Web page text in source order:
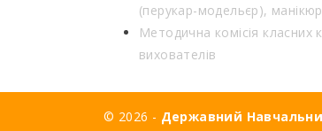
(перукар-модельєр),
Методична комісія класних
вихователів
© 2026 - Державний